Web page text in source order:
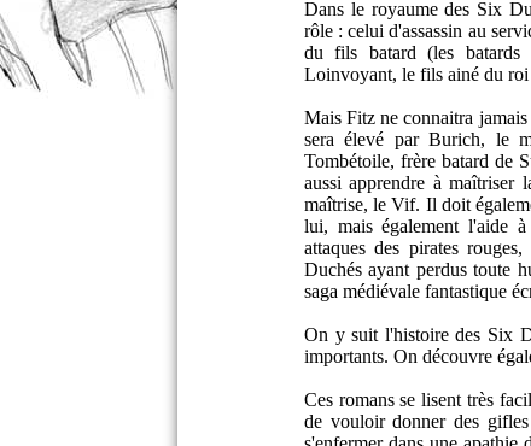
Dans le royaume des Six
rôle : celui d'assassin au
du fils batard (les batards
Loinvoyant, le fils ainé du
Mais Fitz ne connaitra
sera élevé par Burich, le
Tombétoile, frère batard de
aussi apprendre à maîtriser
maîtrise, le Vif. Il doit
lui, mais également l'aide
attaques des pirates
Duchés ayant perdus toute
saga médiévale fantastique
On y suit l'histoire des Six
importants. On découvre
Ces romans se lisent très
de vouloir donner des